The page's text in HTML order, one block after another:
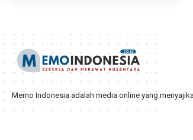
Memo Indonesia adalah media online yang